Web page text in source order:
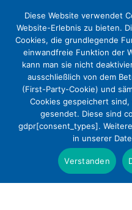
Welt-
Versorgung von
Presse
Diese Website verwendet
Website-Erlebnis zu bieten.
Cookies, die grundlegende
einwandfreie Funktion der
kann man sie nicht
ausschließlich von dem
(First-Party-Cookie) und
Cookies gespeichert
gesendet. Diese sind
gdpr[consent_types].
in unserer
Verstanden